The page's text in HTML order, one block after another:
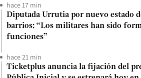
hace 17 min
Diputada Urrutia por nuevo estado
barrios: “Los militares han sido
funciones”
hace 21 min
Ticketplus anuncia la fijación del